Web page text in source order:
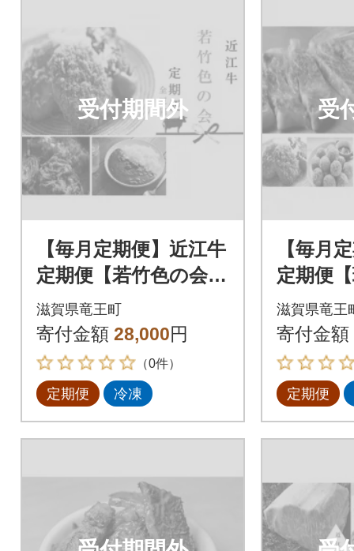
受付期間外
【毎月定期便】近江牛
定期便【若竹色の会】
全3回
滋賀県竜王町
寄付金額 28,000円
（0件）
定期便 冷凍
受
【毎月
定期便
6回
滋賀県竜王
寄付金額
定期便